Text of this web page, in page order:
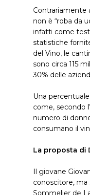
Contrariamente
non è “roba da
infatti come
statistiche
del Vino, le
sono circa 115
30% delle
Una
come, secondo
numero di
consumano il
La proposta di
Il giovane
conoscitore,
Sommelier de